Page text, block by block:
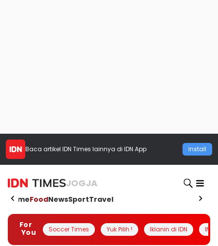
Baca artikel IDN Times lainnya di IDN App Install
JOGJA
HomeFoodNewsSportTravel
For
You
Soccer Times Yuk Pilih ! Iklanin di IDN